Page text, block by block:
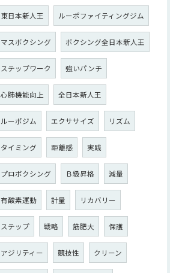
東日本新人王 ルーポファイティングジム
マスボクシング ボクシング全日本新人王
ステップワーク 強いパンチ
心肺機能向上 全日本新人王
ルーポジム エクササイズ リズム
タイミング 距離感 実践
プロボクシング Ｂ級昇格 減量
有酸素運動 計量 リカバリー
ステップ 戦略 筋肥大 保護
アジリティー 競技性 クリーン